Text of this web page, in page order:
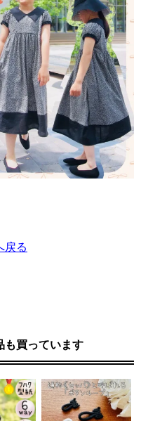
戻る
も買っています